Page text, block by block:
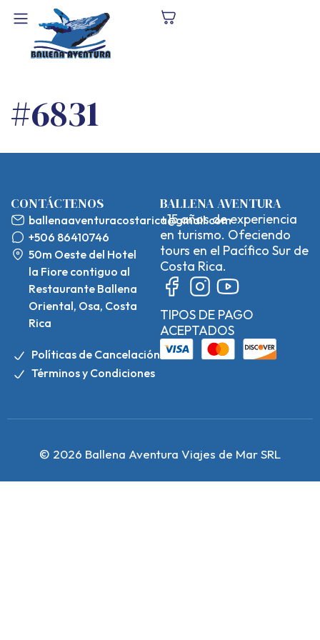
#6831
CONTÁCTENOS
ballenaaventuracostarica@gmail.com
+506 86410746
50m Oeste del Hotel
la Fiore contiguo al
Restaurante Ballena
Oriental, Osa, Costa
Rica
Políticas de Cancelación
Términos y Condiciones
BALLENA AVENTURA
+15 años de experiencia
en turismo. Ofeciendo
tours en el Pacífico Sur de
Costa Rica.
TIPOS DE PAGO
ACEPTADOS
© 2026 Ballena Aventura Viajes de Mar SRL